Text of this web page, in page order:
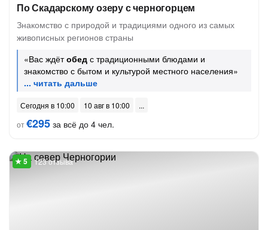
По Скадарскому озеру с черногорцем
Знакомство с природой и традициями одного из самых
живописных регионов страны
«Вас ждётобед с традиционными блюдами и
знакомство с бытом и культурой местного населения»
Сегодня в 10:00
10 авг в 10:00
от€295 за всё до 4 чел.
123 отзыва